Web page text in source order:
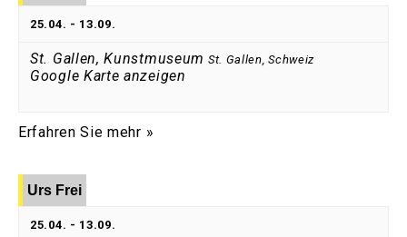
25.04. - 13.09.
St. Gallen, Kunstmuseum St. Gallen, Schweiz
Google Karte anzeigen
Erfahren Sie mehr »
Urs Frei
25.04. - 13.09.